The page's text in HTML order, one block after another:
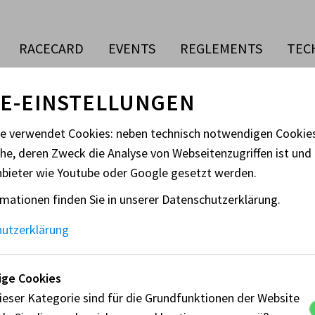
RACECARD EVENTS REGLEMENTS
RENNSPORT, PORSCHE SPRINT
Martina Langen
EINSTELLUNGEN
verwendet Cookies: neben technisch notwendigen
deren Zweck die Analyse von Webseitenzugriffen ist
wie Youtube oder Google gesetzt werden.
finden Sie in unserer Datenschutzerklärung.
Cookies
Kategorie sind für die Grundfunktionen der Website